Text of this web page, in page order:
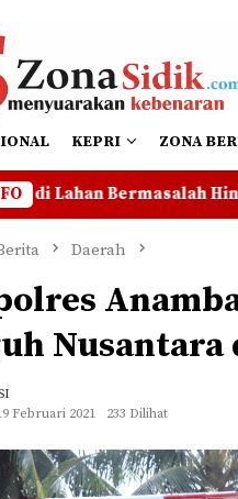
KEPRI ZONA
Hingga Ada Kejelasan
Daerah
Nusantara
Februari 2021
233 Dilihat